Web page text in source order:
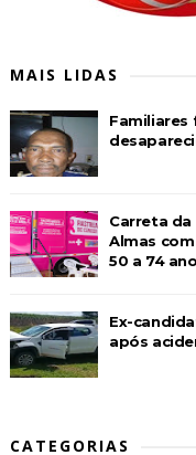
MAIS LIDAS
Familiares
Carreta da
Almas
50 a 74
Ex-
após
CATEGORIAS